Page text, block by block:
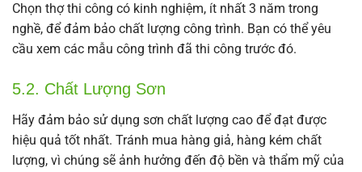
Chọn thợ thi công có kinh nghiệm, ít nhất 3 năm trong
nghề, để đảm bảo chất lượng công trình. Bạn có thể yêu
cầu xem các mẫu công trình đã thi công trước đó.
5.2. Chất Lượng Sơn
Hãy đảm bảo sử dụng sơn chất lượng cao để đạt được
hiệu quả tốt nhất. Tránh mua hàng giả, hàng kém chất
lượng, vì chúng sẽ ảnh hưởng đến độ bền và thẩm mỹ của